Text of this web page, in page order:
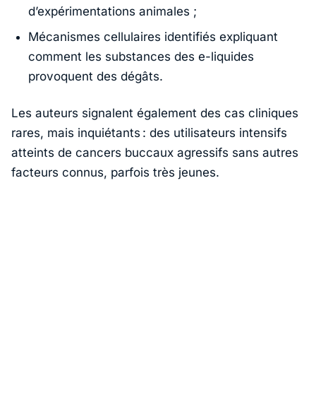
d’expérimentations animales ;
Mécanismes cellulaires identifiés expliquant
comment les substances des e-liquides
provoquent des dégâts.
Les auteurs signalent également des cas cliniques
rares, mais inquiétants : des utilisateurs intensifs
atteints de cancers buccaux agressifs sans autres
facteurs connus, parfois très jeunes.